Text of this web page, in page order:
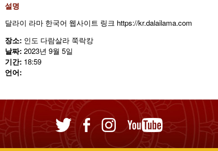
설명
달라이 라마 한국어 웹사이트 링크 https://kr.dalailama.com
장소: 인도 다람살라 쭉락캉
날짜: 2023년 9월 5일
기간: 18:59
언어: